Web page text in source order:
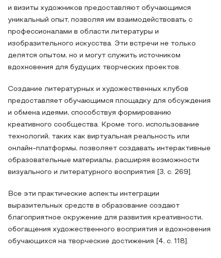
и визиты художников предоставляют обучающимся
уникальный опыт, позволяя им взаимодействовать с
профессионалами в области литературы и
изобразительного искусства. Эти встречи не только
делятся опытом, но и могут служить источником
вдохновения для будущих творческих проектов.
Создание литературных и художественных клубов
предоставляет обучающимся площадку для обсуждения
и обмена идеями, способствуя формированию
креативного сообщества. Кроме того, использование
технологий, таких как виртуальная реальность или
онлайн-платформы, позволяет создавать интерактивные
образовательные материалы, расширяя возможности
визуального и литературного восприятия [3, c. 269].
Все эти практические аспекты интеграции
выразительных средств в образование создают
благоприятное окружение для развития креативности,
обогащения художественного восприятия и вдохновения
обучающихся на творческие достижения [4, c. 118].